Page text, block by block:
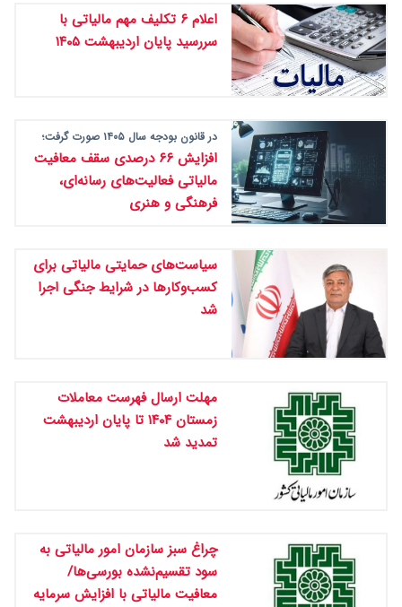
اعلام ۶ تکلیف مهم مالیاتی با
سررسید پایان اردیبهشت ۱۴۰۵
در قانون بودجه سال ۱۴۰۵ صورت گرفت؛
افزایش ۶۶ درصدی سقف معافیت
مالیاتی فعالیت‌های رسانه‌‏ای،
فرهنگی و هنری
سیاست‌های حمایتی مالیاتی برای
کسب‌وکارها در شرایط جنگی اجرا
شد
مهلت ارسال فهرست معاملات
زمستان ۱۴۰۴ تا پایان اردیبهشت
تمدید شد
چراغ سبز سازمان امور مالیاتی به
سود تقسیم‌نشده بورسی‌ها/
معافیت مالیاتی با افزایش سرمایه